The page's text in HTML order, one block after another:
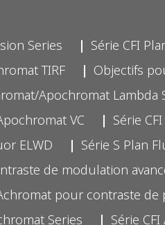
Series Série CFI
TIRF
Objectifs
Apochromat Lambda
VC
Série
ELWD
Série S Plan
de modulation
pour contraste de
Series
Série